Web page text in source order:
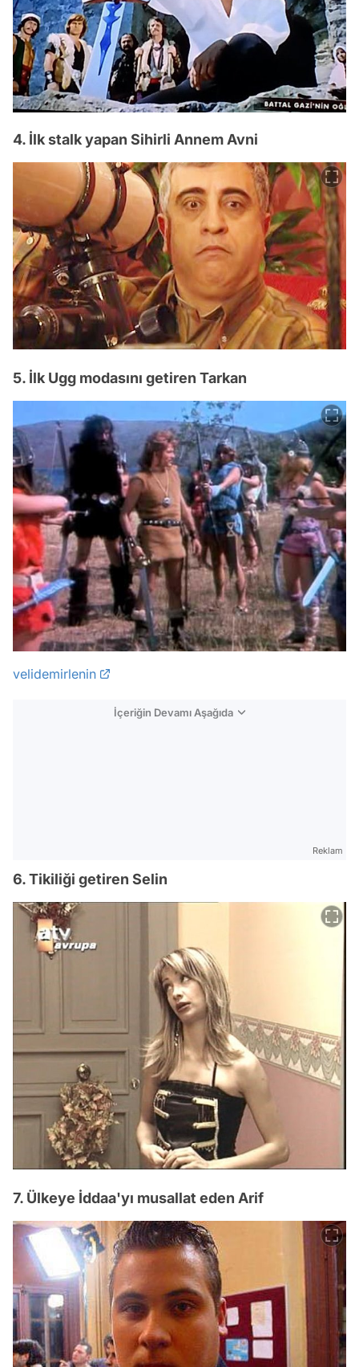
4. İlk stalk yapan Sihirli Annem Avni
5. İlk Ugg modasını getiren Tarkan
velidemirlenin
İçeriğin Devamı Aşağıda
Reklam
6. Tikiliği getiren Selin
7. Ülkeye İddaa'yı musallat eden Arif